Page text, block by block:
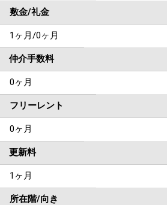
敷金/礼金
1ヶ月/0ヶ月
仲介手数料
0ヶ月
フリーレント
0ヶ月
更新料
1ヶ月
所在階/向き